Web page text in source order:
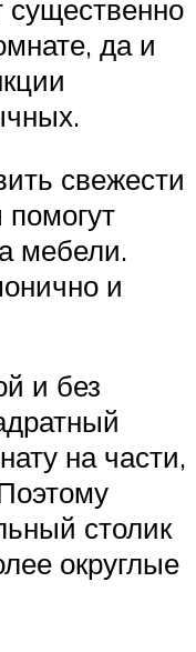
да и
свежести
мебели.
и
и без
на части,
столик
округлые